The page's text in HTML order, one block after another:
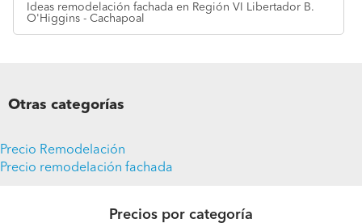
Ideas remodelación fachada en Región VI Libertador B.
O'Higgins - Cachapoal
Otras categorías
Precio Remodelación
Precio remodelación fachada
Precios por categoría